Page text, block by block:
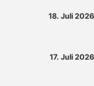
18. Juli 2026
17. Juli 2026